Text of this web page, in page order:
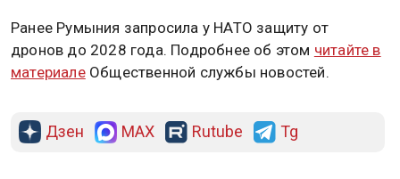
Ранее Румыния запросила у НАТО защиту от
дронов до 2028 года. Подробнее об этом читайте в
материалеОбщественной службы новостей.
Дзен MAX Rutube Tg